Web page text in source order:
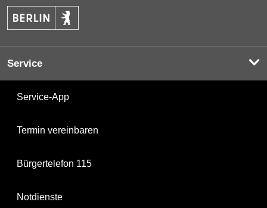
Service
Service-App
Termin vereinbaren
Bürgertelefon 115
Notdienste